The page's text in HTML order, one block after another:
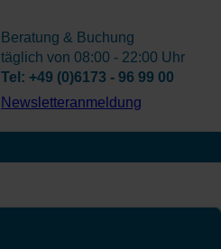
Beratung & Buchung
täglich von 08:00 - 22:00 Uhr
Tel: +49 (0)6173 - 96 99 00
­Newsletteranmeldung